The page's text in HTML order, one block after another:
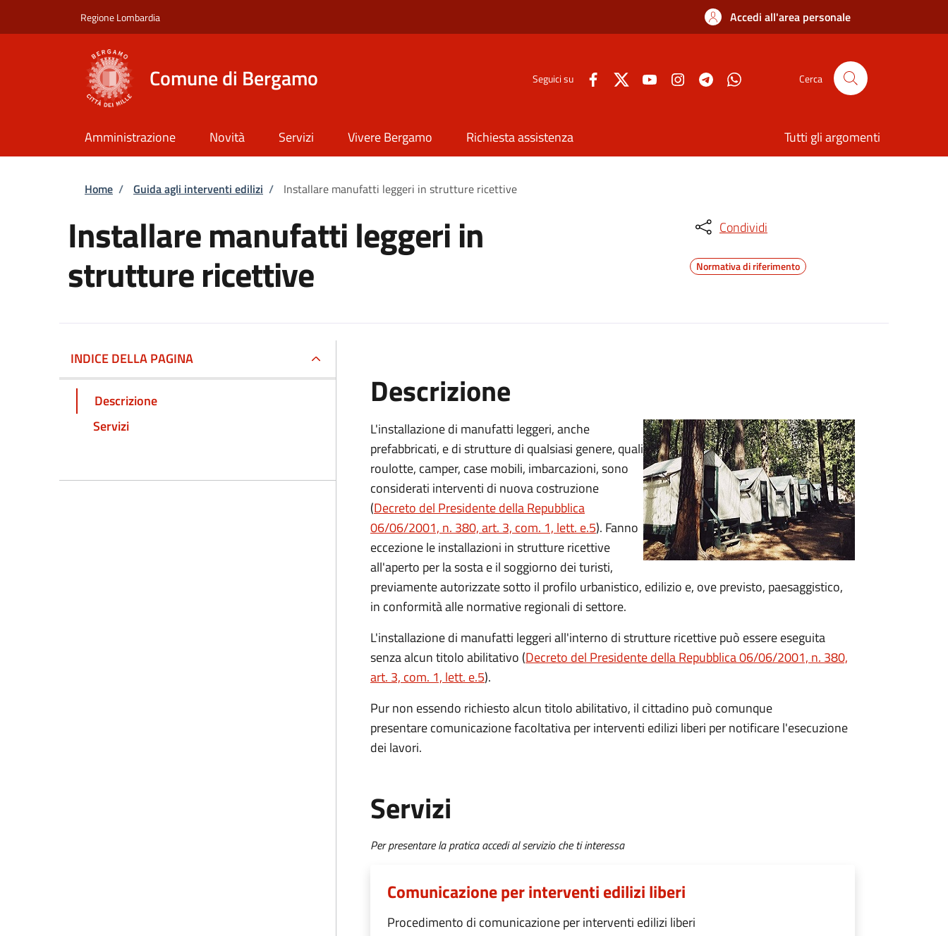
Regione Lombardia Accedi all'area personale
Comune di Bergamo Seguici su Cerca
Amministrazione Novità Servizi Vivere Bergamo Richiesta assistenza Tutti gli argomenti
Briciole di pane
Home / Guida agli interventi edilizi / Installare manufatti leggeri in strutture ricettive
Installare manufatti leggeri in
strutture ricettive
Condividi
Normativa di riferimento
INDICE DELLA PAGINA
Descrizione
Servizi
Descrizione
L'installazione di manufatti leggeri, anche
prefabbricati, e di strutture di qualsiasi genere, quali
roulotte, camper, case mobili, imbarcazioni, sono
considerati interventi di nuova costruzione
(Decreto del Presidente della Repubblica
06/06/2001, n. 380, art. 3, com. 1, lett. e.5). Fanno
eccezione le installazioni in strutture ricettive
all'aperto per la sosta e il soggiorno dei turisti,
previamente autorizzate sotto il profilo urbanistico, edilizio e, ove previsto, paesaggistico,
in conformità alle normative regionali di settore.
L'installazione di manufatti leggeri all'interno di strutture ricettive può essere eseguita
senza alcun titolo abilitativo (Decreto del Presidente della Repubblica 06/06/2001, n. 380,
art. 3, com. 1, lett. e.5).
Pur non essendo richiesto alcun titolo abilitativo, il cittadino può comunque
presentare comunicazione facoltativa per interventi edilizi liberi per notificare l'esecuzione
dei lavori.
Servizi
Per presentare la pratica accedi al servizio che ti interessa
Comunicazione per interventi edilizi liberi
Procedimento di comunicazione per interventi edilizi liberi